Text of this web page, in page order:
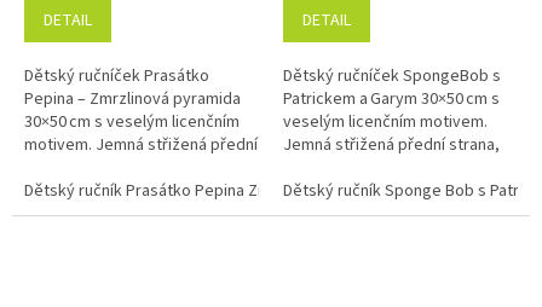
DETAIL
Dětský ručníček Prasátko
Pepina – Zmrzlinová pyramida
30×50 cm s veselým licenčním
motivem. Jemná střižená přední
100% bavlna.
Dětský ručník Prasátko Pepina Zmrzlinová pyramida 30x50 cm
DETAIL
Dětský ručníček SpongeBob s
Patrickem a Garym 30×50 cm s
veselým licenčním motivem.
Jemná střižená přední strana,
bavlna.
Dětský ručník Sponge Bob s